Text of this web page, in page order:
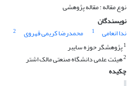
نوع مقاله : مقاله پژوهشی
نویسندگان
ندا انعامی
1 محمدرضا کریمی قهروی
2
1پژوهشگر حوزه سایبر
2هیئت علمی دانشگاه صنعتی مالک اشتر
چکیده